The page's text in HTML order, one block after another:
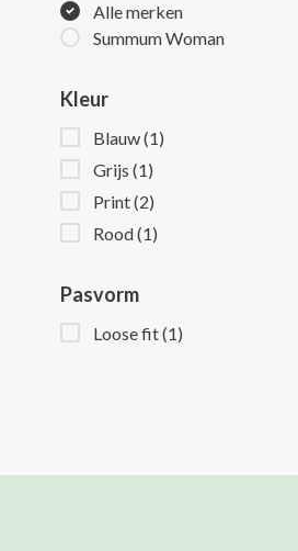
Alle merken
Summum Woman
Kleur
Blauw(1)
Grijs (1)
Print(2)
Rood(1)
Pasvorm
Loose fit(1)